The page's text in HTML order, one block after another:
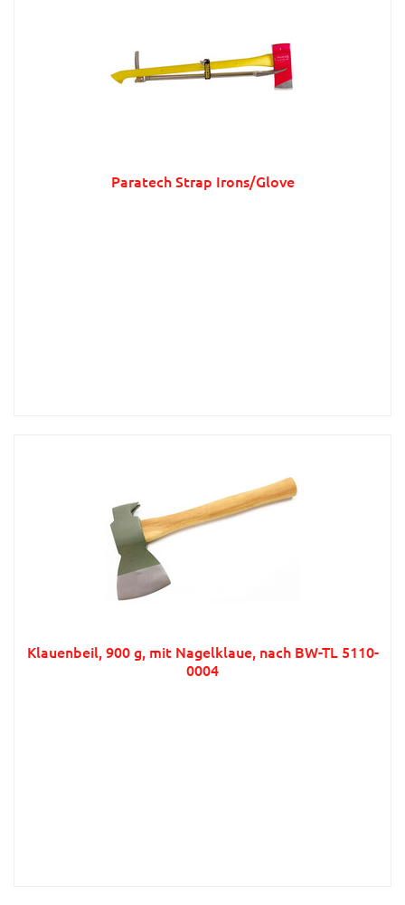
Paratech Strap Irons/Glove
Klauenbeil, 900 g, mit Nagelklaue, nach BW-TL 5110-
0004